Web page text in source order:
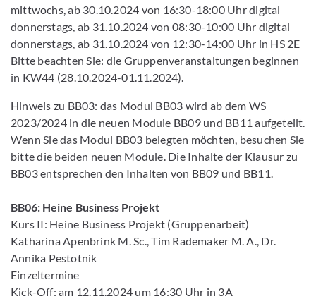
mittwochs, ab 30.10.2024 von 16:30-18:00 Uhr digital
donnerstags, ab 31.10.2024 von 08:30-10:00 Uhr digital
donnerstags, ab 31.10.2024 von 12:30-14:00 Uhr in HS 2E
Bitte beachten Sie: die Gruppenveranstaltungen beginnen
in KW44 (28.10.2024-01.11.2024).
Hinweis zu BB03: das Modul BB03 wird ab dem WS
2023/2024 in die neuen Module BB09 und BB11 aufgeteilt.
Wenn Sie das Modul BB03 belegten möchten, besuchen Sie
bitte die beiden neuen Module. Die Inhalte der Klausur zu
BB03 entsprechen den Inhalten von BB09 und BB11.
BB06: Heine Business Projekt
Kurs II: Heine Business Projekt (Gruppenarbeit)
Katharina Apenbrink M. Sc., Tim Rademaker M. A., Dr.
Annika Pestotnik
Einzeltermine
Kick-Off: am 12.11.2024 um 16:30 Uhr in 3A